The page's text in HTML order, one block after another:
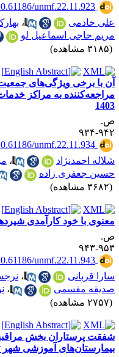
‎ 10.61186/unmf.22.11.923
خادمی
،
حاجی اسماعیل لو
با برخی ویژگی‌های
به مراکز
۹۳۴
‎ 10.61186/unmf.22.11.934
احمدنژاد
،
جعفری زاده
با خود کارآمدی
۹۴۳
‎ 10.61186/unmf.22.11.943
قربانی
،نرجس
مقسمی
،
پرستاران بخش مراقبت
آموزشی شهر